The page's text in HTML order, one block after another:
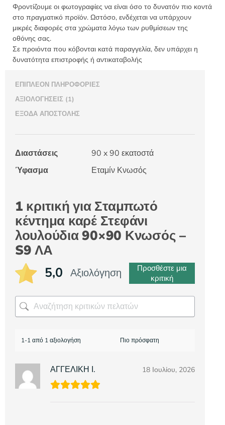
ΛΑ
ποσότητα
Φροντίζουμε οι φωτογραφίες να είναι όσο το δυνατόν πιο κοντά
στο πραγματικό προϊόν. Ωστόσο, ενδέχεται να υπάρχουν
μικρές διαφορές στα χρώματα λόγω των ρυθμίσεων της
οθόνης σας.
Σε προιόντα που κόβονται κατά παραγγελία, δεν υπάρχει η
δυνατότητα επιστροφής ή αντικαταβολής
ΕΠΙΠΛΈΟΝ ΠΛΗΡΟΦΟΡΊΕΣ
ΑΞΙΟΛΟΓΉΣΕΙΣ (1)
ΈΞΟΔΑ ΑΠΟΣΤΟΛΉΣ
Διαστάσεις
90 x 90 εκατοστά
Ύφασμα
Εταμίν Κνωσός
1 κριτική για Σταμπωτό
κέντημα καρέ Στεφάνι
λουλούδια 90×90 Κνωσός –
S9 ΛΑ
5,0 Αξιολόγηση
Προσθέστε μια
κριτική
1-1 από 1 αξιολογήση
ΑΓΓΕΛΙΚΗ Ι. 18 Ιουλίου, 2026